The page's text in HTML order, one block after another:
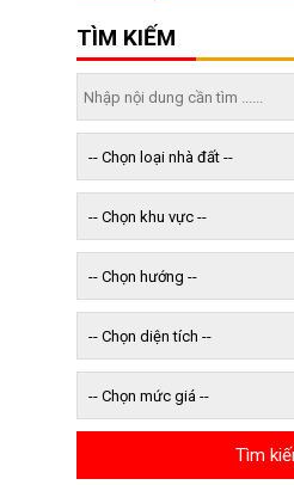
TÌM KIẾM